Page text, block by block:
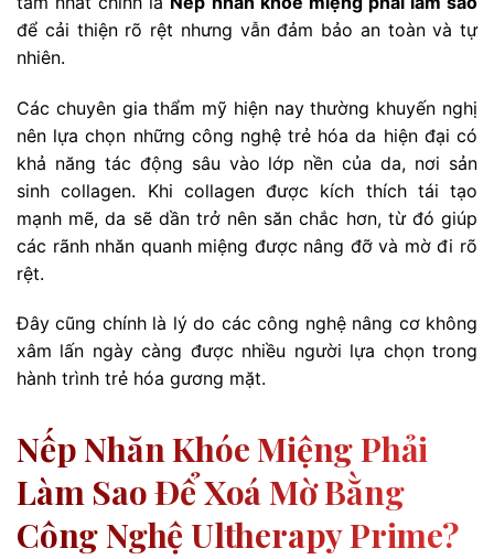
để cải thiện rõ rệt nhưng vẫn đảm bảo an toàn và tự
nhiên.
Các chuyên gia thẩm mỹ hiện nay thường khuyến nghị
nên lựa chọn những công nghệ trẻ hóa da hiện đại có
khả năng tác động sâu vào lớp nền của da, nơi sản
sinh collagen. Khi collagen được kích thích tái tạo
mạnh mẽ, da sẽ dần trở nên săn chắc hơn, từ đó giúp
các rãnh nhăn quanh miệng được nâng đỡ và mờ đi rõ
rệt.
Đây cũng chính là lý do các công nghệ nâng cơ không
xâm lấn ngày càng được nhiều người lựa chọn trong
hành trình trẻ hóa gương mặt.
Nếp Nhăn Khóe Miệng Phải
Làm Sao Để Xoá Mờ Bằng
Công Nghệ Ultherapy Prime?